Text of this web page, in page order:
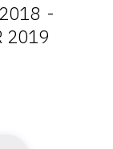
-
2019